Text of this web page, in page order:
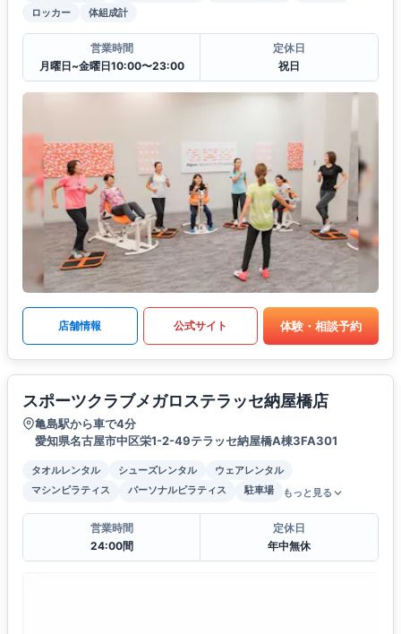
ロッカー
体組成計
営業時間
月曜日~金曜日10:00〜23:00
定休日
祝日
店舗情報 公式サイト 体験・相談予約
スポーツクラブメガロステラッセ納屋橋店
亀島駅から車で4分
愛知県名古屋市中区栄1-2-49テラッセ納屋橋A棟3FA301
タオルレンタル シューズレンタル
ウェアレンタル
マシンピラティス
パーソナルピラティス 駐車場 もっと見る
営業時間
24:00間
定休日
年中無休